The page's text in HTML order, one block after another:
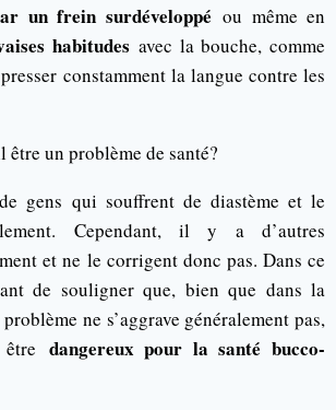
un frein surdéveloppé ou même en
habitudesavec la bouche, comme
constamment la langue contre les
un problème de santé?
gens qui souffrent de diastème et le
Cependant, il y a d’autres
et ne le corrigent donc pas. Dans ce
de souligner que, bien que dans la
ne s’aggrave généralement pas,
dangereux pour la santé bucco-